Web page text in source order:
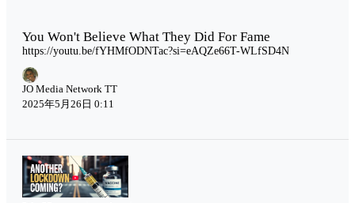
You Won't Believe What They Did For Fame
https://youtu.be/fYHMfODNTac?si=eAQZe66T-WLfSD4N
JO Media Network TT
2025年5月26日 0:11